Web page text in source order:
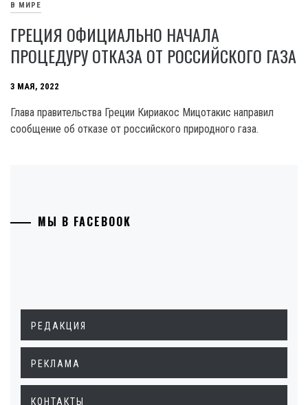
В МИРЕ
ГРЕЦИЯ ОФИЦИАЛЬНО НАЧАЛА
ПРОЦЕДУРУ ОТКАЗА ОТ РОССИЙСКОГО ГАЗА
3 МАЯ, 2022
Глава правительства Греции Кириакос Мицотакис направил
сообщение об отказе от российского природного газа.
МЫ В FACEBOOK
РЕДАКЦИЯ
РЕКЛАМА
КОНТАКТЫ